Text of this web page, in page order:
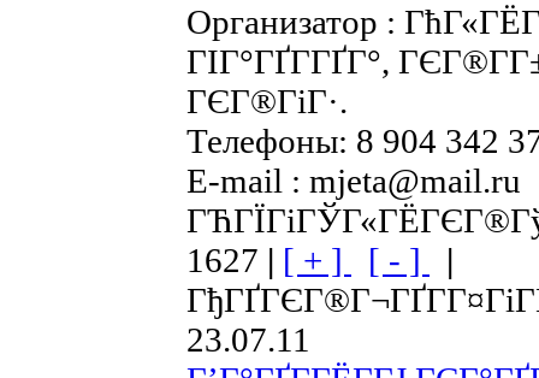
Организатор :
ГІГ°ГҐГ­ГҐГ°,
ГЄГ®ГіГ·.
Телефоны: 8 904 342
E-mail : mjeta@mail.ru
1627 | [ + ] [ - ]
|
23.07.11